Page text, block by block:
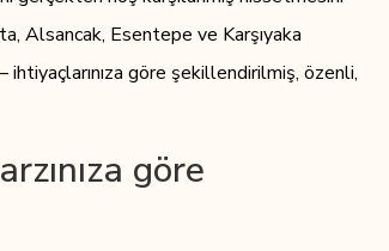
Alsancak, Esentepe ve Karşıyaka
göre şekillendirilmiş, özenli,
göre